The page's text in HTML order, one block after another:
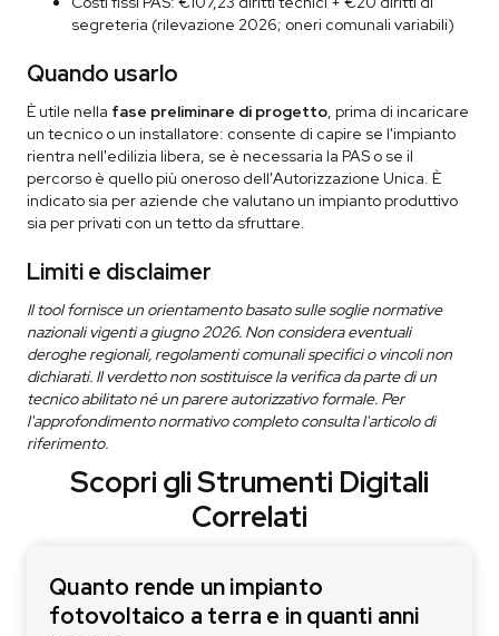
segreteria (rilevazione 2026; oneri comunali variabili)
Quando usarlo
È utile nella fase preliminare di progetto, prima di incaricare
un tecnico o un installatore: consente di capire se l'impianto
rientra nell'edilizia libera, se è necessaria la PAS o se il
percorso è quello più oneroso dell'Autorizzazione Unica. È
indicato sia per aziende che valutano un impianto produttivo
sia per privati con un tetto da sfruttare.
Limiti e disclaimer
Il tool fornisce un orientamento basato sulle soglie normative
nazionali vigenti a giugno 2026. Non considera eventuali
deroghe regionali, regolamenti comunali specifici o vincoli non
dichiarati. Il verdetto non sostituisce la verifica da parte di un
tecnico abilitato né un parere autorizzativo formale. Per
l'approfondimento normativo completo consulta l'articolo di
riferimento.
Scopri gli Strumenti Digitali
Correlati
Quanto rende un impianto
fotovoltaico a terra e in quanti anni